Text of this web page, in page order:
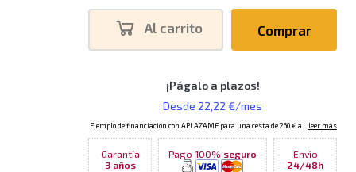
Al carrito Comprar
Garantía
3 años
Pago 100% seguro
Envío
24/48h